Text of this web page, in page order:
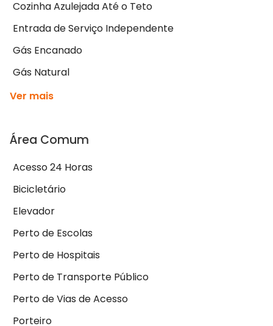
Cozinha Azulejada Até o Teto
Entrada de Serviço Independente
Gás Encanado
Gás Natural
Ver mais
Área Comum
Acesso 24 Horas
Bicicletário
Elevador
Perto de Escolas
Perto de Hospitais
Perto de Transporte Público
Perto de Vias de Acesso
Porteiro